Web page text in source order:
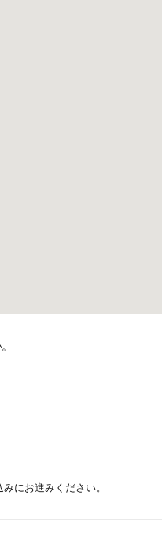
にお進みください。